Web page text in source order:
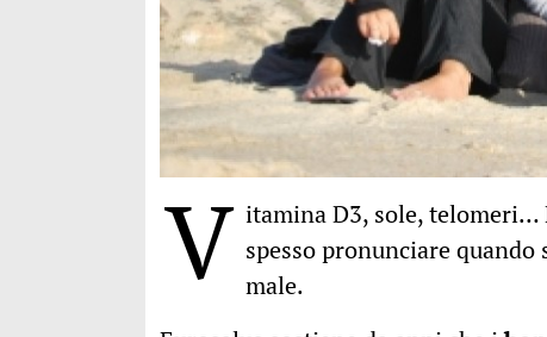
V itamina D3, sole, telomeri…
spesso pronunciare quando
male.